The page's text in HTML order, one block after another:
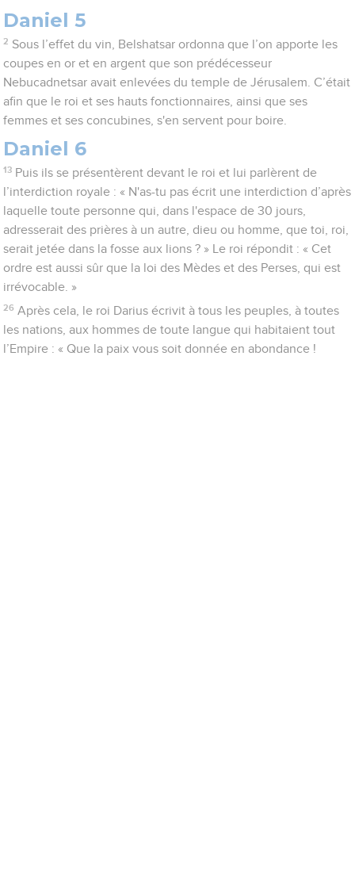
Daniel 5
2 Sous l’effet du vin, Belshatsar ordonna que l’on apporte les
coupes en or et en argent que son prédécesseur
Nebucadnetsar avait enlevées du temple de Jérusalem. C’était
afin que le roi et ses hauts fonctionnaires, ainsi que ses
femmes et ses concubines, s'en servent pour boire.
Daniel 6
13 Puis ils se présentèrent devant le roi et lui parlèrent de
l’interdiction royale : « N'as-tu pas écrit une interdiction d’après
laquelle toute personne qui, dans l'espace de 30 jours,
adresserait des prières à un autre, dieu ou homme, que toi, roi,
serait jetée dans la fosse aux lions ? » Le roi répondit : « Cet
ordre est aussi sûr que la loi des Mèdes et des Perses, qui est
irrévocable. »
26 Après cela, le roi Darius écrivit à tous les peuples, à toutes
les nations, aux hommes de toute langue qui habitaient tout
l’Empire : « Que la paix vous soit donnée en abondance !